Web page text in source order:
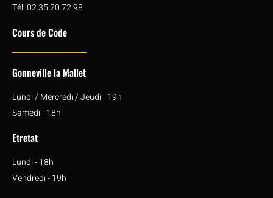
Tél: 02.35.20.72.98
Cours de Code
Gonneville la Mallet
Lundi / Mercredi / Jeudi - 19h
Samedi - 18h
Etretat
Lundi - 18h
Vendredi - 19h